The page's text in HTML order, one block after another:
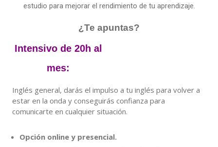
estudio para mejorar el rendimiento de tu aprendizaje.
¿Te apuntas?
Intensivo de 20h al
mes:
Inglés general, darás el impulso a tu inglés para volver a
estar en la onda y conseguirás confianza para
comunicarte en cualquier situación.
Opción online y presencial.